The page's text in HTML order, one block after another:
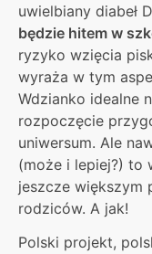
uwielbiany diabeł
będzie hitem w
ryzyko wzięcia
wyraża w tym
Wdzianko idealne
rozpoczęcie
uniwersum. Ale
(może i lepiej?) to
jeszcze większym
rodziców. A jak!
Polski projekt,